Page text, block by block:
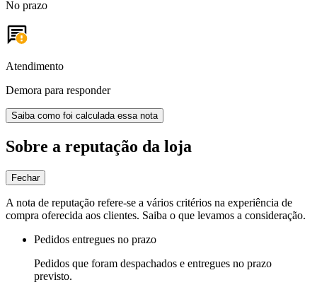
No prazo
Atendimento
Demora para responder
Saiba como foi calculada essa nota
Sobre a reputação da loja
Fechar
A nota de reputação refere-se a vários critérios na experiência de
compra oferecida aos clientes. Saiba o que levamos a consideração.
Pedidos entregues no prazo
Pedidos que foram despachados e entregues no prazo
previsto.